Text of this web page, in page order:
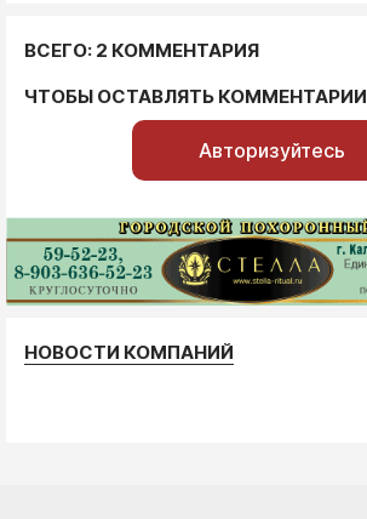
ВСЕГО: 2 КОММЕНТАРИЯ
ЧТОБЫ ОСТАВЛЯТЬ КОММЕНТАРИИ
Авторизуйтесь
НОВОСТИ КОМПАНИЙ